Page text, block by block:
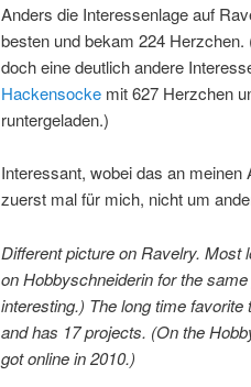
Anders die Interessenlage auf
besten und bekam 224
doch eine deutlich andere
Hackensockemit 627 Herzchen
runtergeladen.)
Interessant, wobei das an
zuerst mal für mich, nicht um
Different picture on Ravelry. Most
on Hobbyschneiderin for the
interesting.) The long time favorite
and has 17 projects. (On the
got online in 2010.)